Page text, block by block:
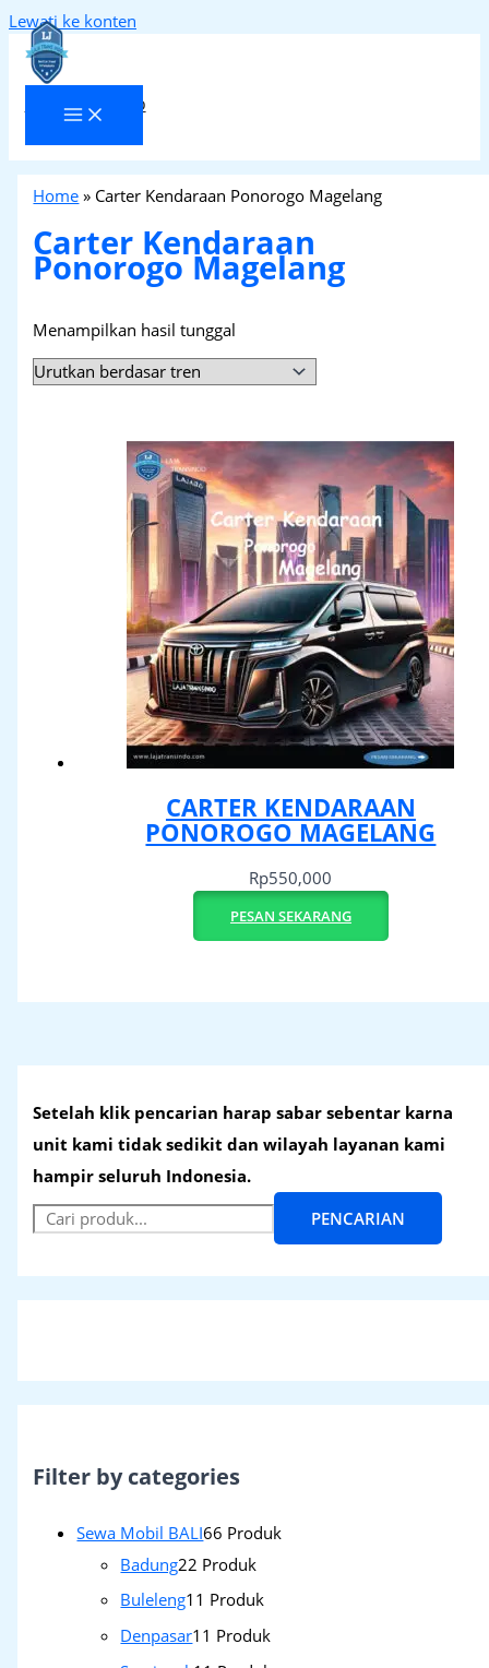
Lewati ke konten
Laja Transindo
Setelah klik pencarian harap sabar sebentar karna
unit kami tidak sedikit dan wilayah layanan kami
hampir seluruh Indonesia.
PENCARIAN
Filter by categories
Sewa Mobil BALI66 Produk
Badung22 Produk
Buleleng1 1 Produk
Denpasar1 1 Produk
Home » Carter Kendaraan Ponorogo Magelang
Carter Kendaraan
Ponorogo Magelang
Menampilkan hasil tunggal
CARTER KENDARAAN
PONOROGO MAGELANG
Rp550,000
PESAN SEKARANG